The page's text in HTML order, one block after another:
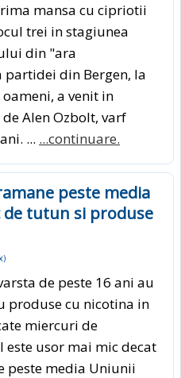
mansa cu cipriotii
trei in stagiunea
din "ara
din Bergen, la
a venit in
Alen Ozbolt, varf
... ...continuare.
peste media
de tutun si produse
)
de peste 16 ani au
produse cu nicotina in
miercuri de
este usor mai mic decat
peste media Uniunii